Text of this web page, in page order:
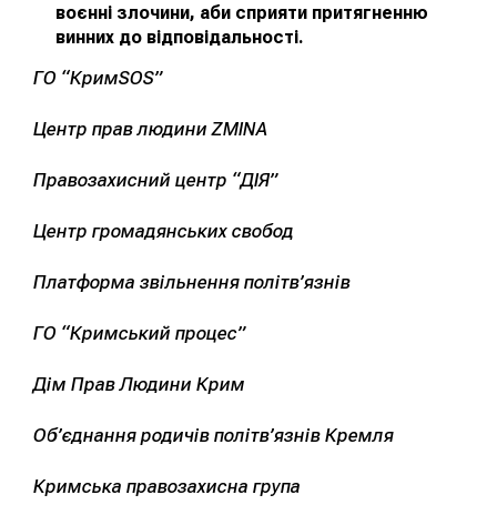
воєнні злочини, аби сприяти притягненню
винних до відповідальності.
ГО “КримSOS”
Центр прав людини ZMINA
Правозахисний центр “ДІЯ”
Центр громадянських свобод
Платформа звільнення політв’язнів
ГО “Кримський процес”
Дім Прав Людини Крим
Об’єднання родичів політв’язнів Кремля
Кримська правозахисна група